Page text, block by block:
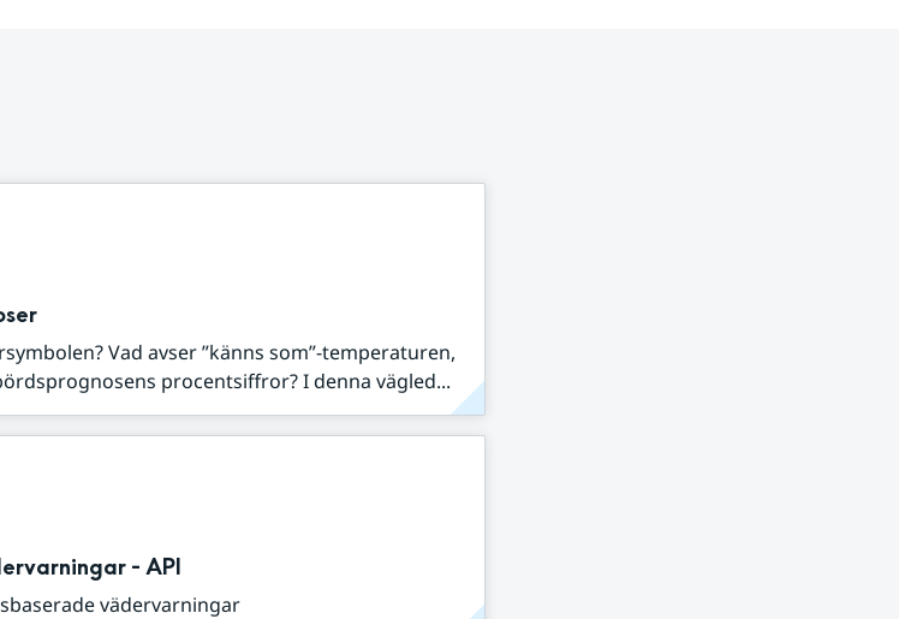
Vad avser ”känns som”-temperaturen,
procentsiffror? I denna vägled...
- API
vädervarningar